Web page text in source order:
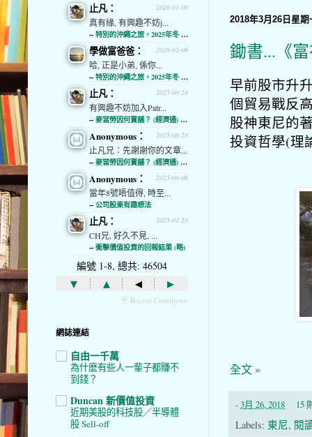
2018年3月26日星期
鋤書...《
早前股市升
個貿易戰反
股神東尼的
投資哲學(理
全文 »
-3月 26, 2018 15
Labels: 東尼, 閱
2026-01-06
止凡：
真有緣, 有興趣不妨j...
-- 特別的沖繩之旅，2025年冬 (經濟通)
2026-01-06
學做富爸爸：
哈, 正是小弟, 係你...
-- 特別的沖繩之旅，2025年冬 (經濟通)
2025-08-28
止凡：
有興趣不妨加入Patr...
-- 麥當勞因何賣舖？ (經濟通) (略)
2025-08-28
Anonymous：
止凡兄：先謝謝你的文章...
-- 麥當勞因何賣舖？ (經濟通) (略)
2025-08-06
Anonymous：
當年8號唔值得, 時至...
-- 公司股東有趣想法
2025-01-28
止凡：
CH兄, 好久不見, ...
-- 衝擊價值投資的回報結果 (略)
編號 1-8, 總共: 46504
▾ ▴ ◂ ▸
ⓦ Recent Comments
網誌連結
自由一千萬
為什麼有些人一輩子都賺不
到錢？
Duncan 新價值投資
近期美股的科技股／半導體
股 Sell-off